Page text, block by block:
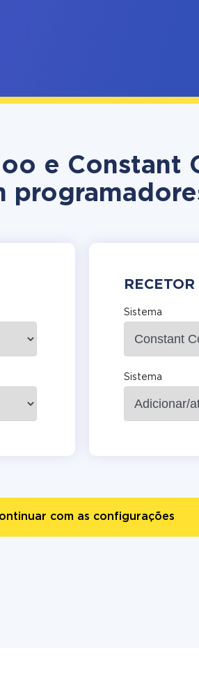
e Constant
Sistema
Sistema
com as configurações